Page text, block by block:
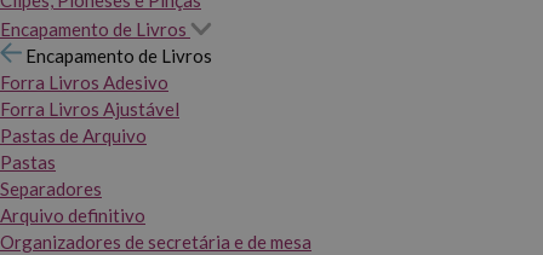
Encapamento de Livros
Encapamento de Livros
Forra Livros Adesivo
Forra Livros Ajustável
Pastas de Arquivo
Pastas
Separadores
Arquivo definitivo
Organizadores de secretária e de mesa